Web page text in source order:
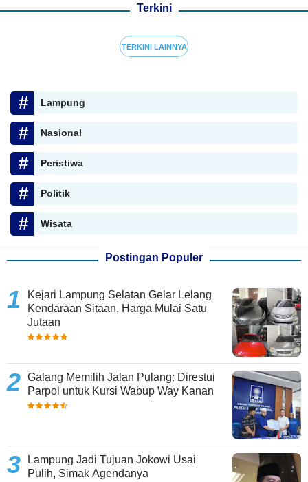
Terkini
TERKINI LAINNYA
Lampung
Nasional
Peristiwa
Politik
Wisata
Postingan Populer
Kejari Lampung Selatan Gelar Lelang
Kendaraan Sitaan, Harga Mulai Satu
Jutaan
Galang Memilih Jalan Pulang: Direstui
Parpol untuk Kursi Wabup Way Kanan
Lampung Jadi Tujuan Jokowi Usai
Pulih, Simak Agendanya